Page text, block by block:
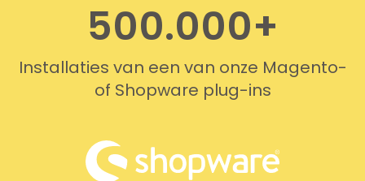
500.000+
Installaties van een van onze Magento-
of Shopware plug-ins